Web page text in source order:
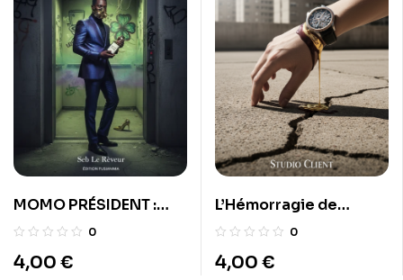
MOMO PRÉSIDENT :
L’ALLERGIE AU BS
0
4,00 €
L’Hémorragie de
Prestige
0
4,00 €